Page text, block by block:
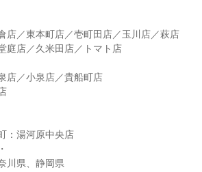
店／東本町店／壱町田店／玉川店／萩店
庭店／久米田店／トマト店
店／小泉店／貴船町店
：湯河原中央店
川県、静岡県